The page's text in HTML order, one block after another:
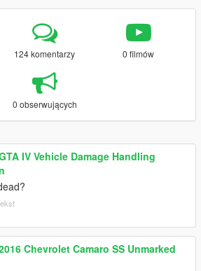
124 komentarzy 0 filmów
0 obserwujących
IV Vehicle Damage Handling
Chevrolet Camaro SS Unmarked